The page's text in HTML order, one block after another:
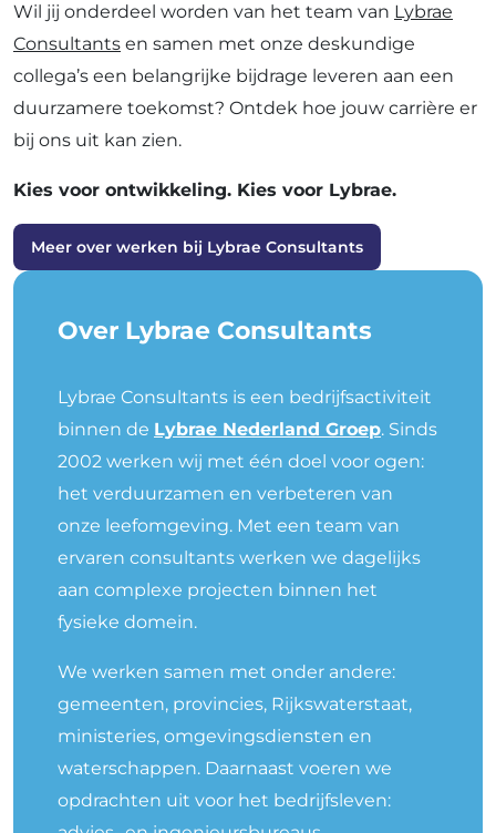
Wil jij onderdeel worden van het team van Lybrae
Consultants en samen met onze deskundige
collega’s een belangrijke bijdrage leveren aan een
duurzamere toekomst? Ontdek hoe jouw carrière er
bij ons uit kan zien.
Kies voor ontwikkeling. Kies voor Lybrae.
Meer over werken bij Lybrae Consultants
Over Lybrae Consultants
Lybrae Consultants is een bedrijfsactiviteit
binnen de Lybrae Nederland Groep. Sinds
2002 werken wij met één doel voor ogen:
het verduurzamen en verbeteren van
onze leefomgeving. Met een team van
ervaren consultants werken we dagelijks
aan complexe projecten binnen het
fysieke domein.
We werken samen met onder andere:
gemeenten, provincies, Rijkswaterstaat,
ministeries, omgevingsdiensten en
waterschappen. Daarnaast voeren we
opdrachten uit voor het bedrijfsleven: